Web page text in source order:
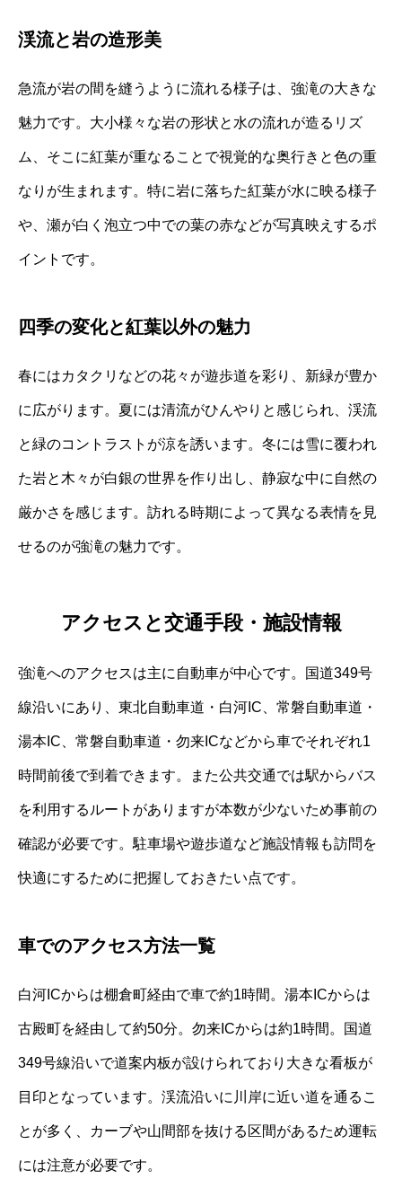
渓流と岩の造形美
急流が岩の間を縫うように流れる様子は、強滝の大きな
魅力です。大小様々な岩の形状と水の流れが造るリズ
ム、そこに紅葉が重なることで視覚的な奥行きと色の重
なりが生まれます。特に岩に落ちた紅葉が水に映る様子
や、瀬が白く泡立つ中での葉の赤などが写真映えするポ
イントです。
四季の変化と紅葉以外の魅力
春にはカタクリなどの花々が遊歩道を彩り、新緑が豊か
に広がります。夏には清流がひんやりと感じられ、渓流
と緑のコントラストが涼を誘います。冬には雪に覆われ
た岩と木々が白銀の世界を作り出し、静寂な中に自然の
厳かさを感じます。訪れる時期によって異なる表情を見
せるのが強滝の魅力です。
アクセスと交通手段・施設情報
強滝へのアクセスは主に自動車が中心です。国道349号
線沿いにあり、東北自動車道・白河IC、常磐自動車道・
湯本IC、常磐自動車道・勿来ICなどから車でそれぞれ1
時間前後で到着できます。また公共交通では駅からバス
を利用するルートがありますが本数が少ないため事前の
確認が必要です。駐車場や遊歩道など施設情報も訪問を
快適にするために把握しておきたい点です。
車でのアクセス方法一覧
白河ICからは棚倉町経由で車で約1時間。湯本ICからは
古殿町を経由して約50分。勿来ICからは約1時間。国道
349号線沿いで道案内板が設けられており大きな看板が
目印となっています。渓流沿いに川岸に近い道を通るこ
とが多く、カーブや山間部を抜ける区間があるため運転
には注意が必要です。